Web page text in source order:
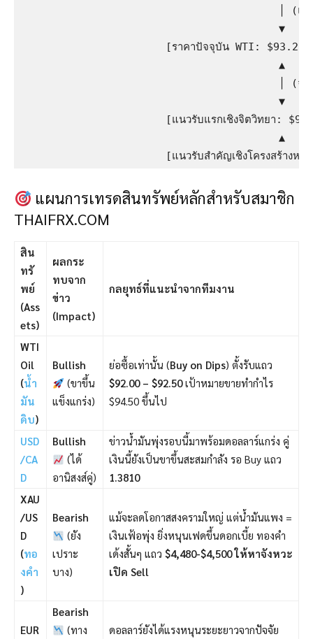
│ (แ
                                         ▼
                       [ราคาปัจจุบัน WTI: $93.25]
                                         ▲
│ (จุ
                                         ▼
[แนวรับแรกเชิงจิตวิทยา:
                                         ▲
แผนการเทรดสินทรัพย์หลักสำหรับสมาชิก
THAIFRX.COM
สิน
ทรั
พย์
(Ass
ets)
ผลกระ
ทบจาก
ข่าว
(Impact)
กลยุทธ์ที่แนะนำจากทีมงาน
WTI
Oil
(น้ำ
มัน
ดิบ)
Bullish
(ขาขึ้น
แข็งแกร่ง)
ย่อซื้อเท่านั้น (Buy on Dips) ตั้งรับแถว
$92.00 – $92.50เป้าหมายขายทำกำไร
$94.50 ขึ้นไป
USD
/CA
D
Bullish
(ได้
อานิสงส์คู่)
ข่าวน้ำมันพุ่งรอบนี้มาพร้อมดอลลาร์แกร่ง คู่
เงินนี้ยังเป็นขาขึ้นสะสมกำลัง รอ Buy แถว
1.3810
XAU
/US
D
(ทอ
งคำ
)
Bearish
(ยัง
เปราะ
บาง)
แม้จะลดโอกาสสงครามใหญ่ แต่น้ำมันแพง =
เงินเฟ้อพุ่ง ยิ่งหนุนเฟดขึ้นดอกเบี้ย ทองคำ
เด้งสั้นๆ แถว $4,480-$4,500 ให้หาจังหวะ
เปิด Sell
EUR
Bearish
(ทาง
ดอลลาร์ยังได้แรงหนุนระยะยาวจากปัจจัย